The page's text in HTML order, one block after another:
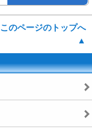
このページのトップへ
▲